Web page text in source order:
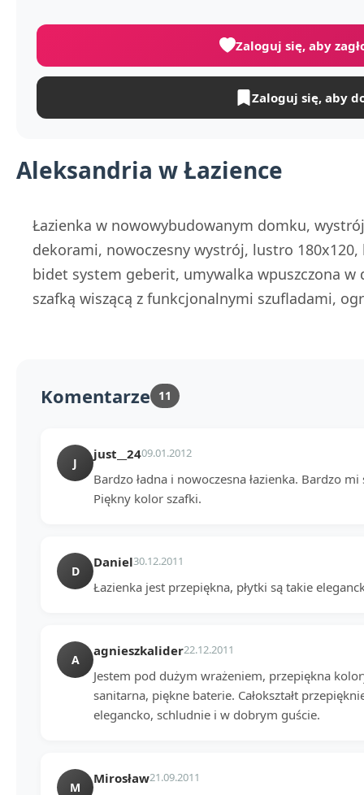
Aleksandria w Łazience
Łazienka w nowowybudowanym domku, wystrój
dekorami, nowoczesny wystrój, lustro 180x120,
bidet system geberit, umywalka wpuszczona
szafką wiszącą z funkcjonalnymi szufladami,
Zaloguj się, aby
Zaloguj się, aby
Komentarze 11
J
just__2409.01.2012
Bardzo ładna i nowoczesna łazienka. Bardzo
Piękny kolor szafki.
D
Daniel30.12.2011
Łazienka jest przepiękna, płytki są takie
A
agnieszkalider22.12.2011
Jestem pod dużym wrażeniem, przepiękna
sanitarna, piękne baterie. Całokształt
elegancko, schludnie i w dobrym guście.
M
Mirosław21.09.2011